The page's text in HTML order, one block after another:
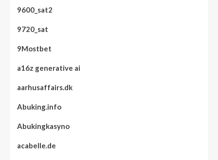
9600_sat2
9720_sat
9Mostbet
a16z generative ai
aarhusaffairs.dk
Abuking.info
Abukingkasyno
acabelle.de